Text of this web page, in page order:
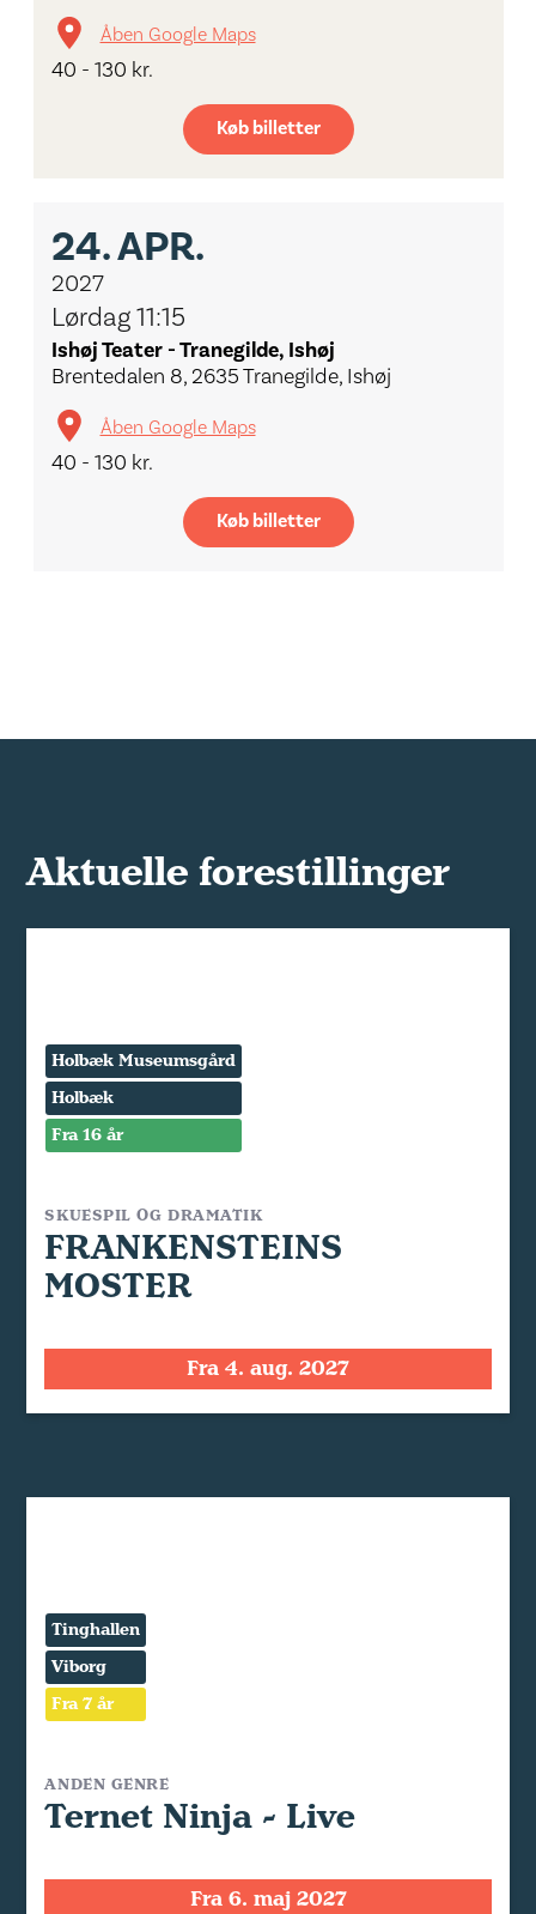
Åben Google Maps
40 - 130 kr.
Køb billetter
24.APR.
2027
Lørdag 11:15
Ishøj Teater - Tranegilde, Ishøj
Brentedalen 8, 2635 Tranegilde, Ishøj
Åben Google Maps
40 - 130 kr.
Køb billetter
Aktuelle forestillinger
Holbæk Museumsgård
Holbæk
Fra 16 år
SKUESPIL OG DRAMATIK
FRANKENSTEINS
MOSTER
Fra 4. aug. 2027
Tinghallen
Viborg
Fra 7 år
ANDEN GENRE
Ternet Ninja - Live
Fra 6. maj 2027